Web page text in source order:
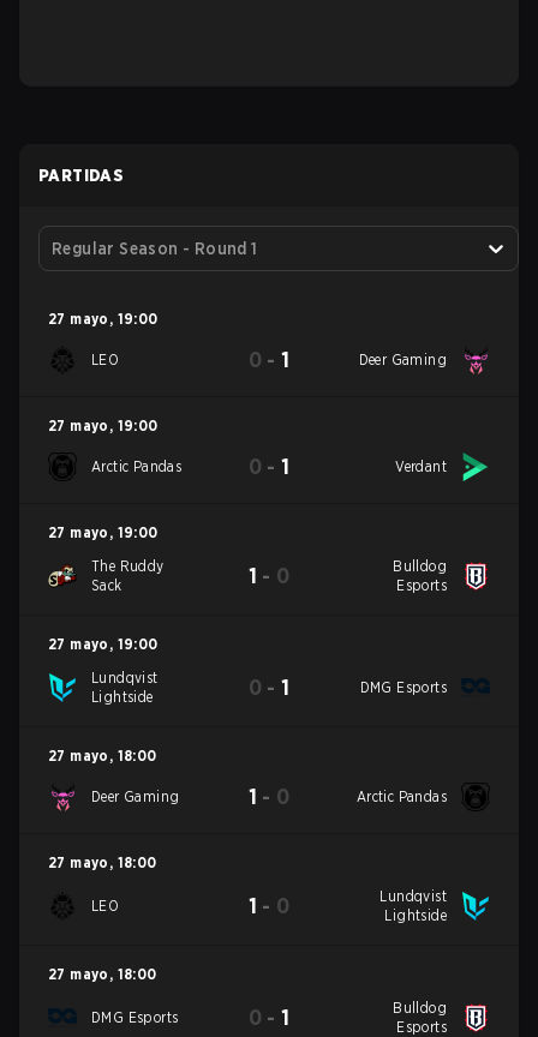
PARTIDAS
Regular Season - Round 1
27 mayo , 19:00
LEO 0 -1 Deer Gaming
27 mayo , 19:00
Arctic Pandas 0 -1 Verdant
27 mayo , 19:00
The Ruddy
Sack
1 - 0
Bulldog
Esports
27 mayo , 19:00
Lundqvist
Lightside
0 -1 DMG Esports
27 mayo , 18:00
Deer Gaming 1 - 0 Arctic Pandas
27 mayo , 18:00
LEO 1 - 0
Lundqvist
Lightside
27 mayo , 18:00
DMG Esports 0 -1
Bulldog
Esports